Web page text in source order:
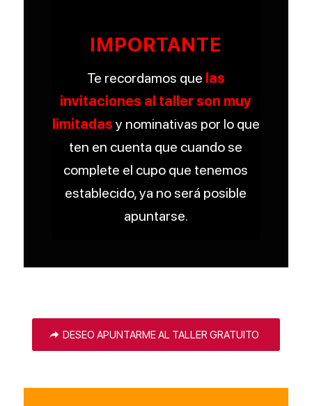
IMPORTANTE
Te recordamos que las
invitaciones al taller son muy
limitadas y nominativas por lo que
ten en cuenta que cuando se
complete el cupo que tenemos
establecido, ya no será posible
apuntarse.
DESEO APUNTARME AL TALLER GRATUITO